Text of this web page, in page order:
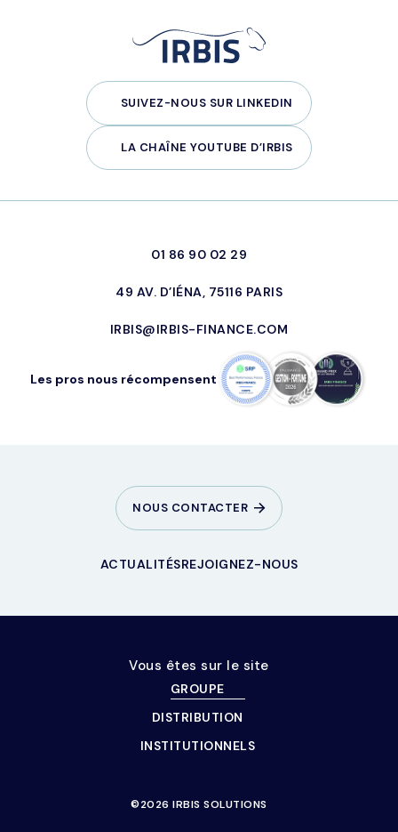
SUIVEZ-NOUS SUR LINKEDIN
LA CHAÎNE YOUTUBE D’IRBIS
01 86 90 02 29
49 AV. D’IÉNA, 75116 PARIS
IRBIS@IRBIS-FINANCE.COM
Les pros nous récompensent
NOUS CONTACTER
ACTUALITÉSREJOIGNEZ-NOUS
©2026 IRBIS SOLUTIONS
Vous êtes sur le site
GROUPE
DISTRIBUTION
INSTITUTIONNELS